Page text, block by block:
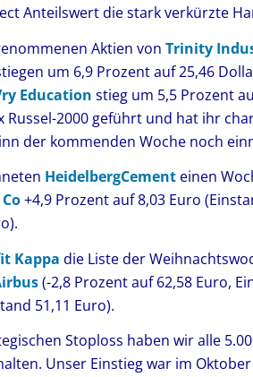
Anteilswert die stark verkürzte
Aktien von Trinity
um 6,9 Prozent auf 25,46
Education stieg um 5,5 Prozent
Russel-2000 geführt und hat ihr
der kommenden Woche noch
HeidelbergCement einen
+4,9 Prozent auf 8,03 Euro
Kappa die Liste der
(-2,8 Prozent auf 62,58 Euro,
51,11 Euro).
Stoploss haben wir alle
Unser Einstieg war im